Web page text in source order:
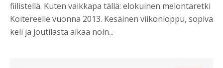
fiilistellä. Kuten vaikkapa tällä: elokuinen melontaretki
Koitereelle vuonna 2013. Kesäinen viikonloppu, sopiva
keli ja joutilasta aikaa noin...